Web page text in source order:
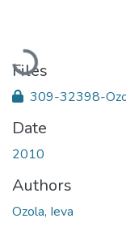
Loading...
Files
309-32398-
Date
2010
Authors
Ozola, Ieva